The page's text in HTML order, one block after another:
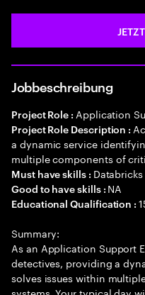
Jobbeschreibung
Project Role : Application
Project Role Description :
a dynamic service
multiple components of
Must have skills :
Good to have skills : NA
Educational Qualification :
Summary:
As an Application Support
detectives, providing a
solves issues within